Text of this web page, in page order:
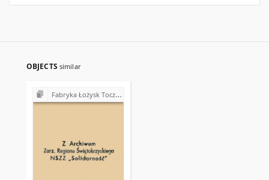
OBJECTS similar
Fabryka Łożysk Tocznych "Iskra" w Kielcach - strajki, postulaty, realizacja postulatów (1980)